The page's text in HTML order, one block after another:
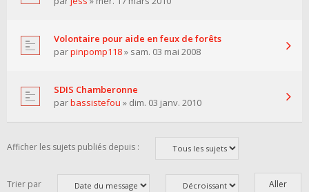
Volontaire pour aide en feux de forêts
parpinpomp118» sam. 03 mai 2008
SDIS Chamberonne
parbassistefou » dim. 03 janv. 2010
Afficher les sujets publiés depuis :
Trier par